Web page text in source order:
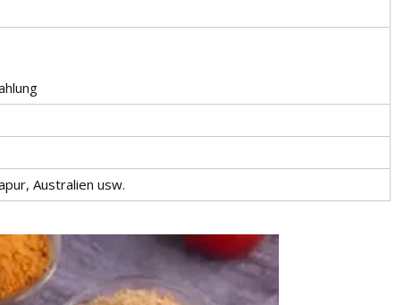
Australien usw.